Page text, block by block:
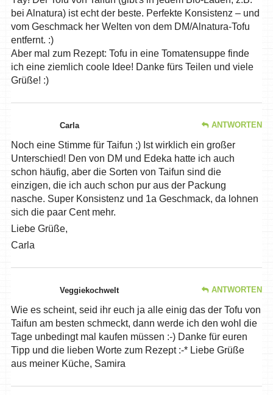
bei Alnatura) ist echt der beste. Perfekte Konsistenz – und
vom Geschmack her Welten von dem DM/Alnatura-Tofu
entfernt. :)
Aber mal zum Rezept: Tofu in eine Tomatensuppe finde
ich eine ziemlich coole Idee! Danke fürs Teilen und viele
Grüße! :)
Carla ANTWORTEN
Noch eine Stimme für Taifun ;) Ist wirklich ein großer
Unterschied! Den von DM und Edeka hatte ich auch
schon häufig, aber die Sorten von Taifun sind die
einzigen, die ich auch schon pur aus der Packung
nasche. Super Konsistenz und 1a Geschmack, da lohnen
sich die paar Cent mehr.
Liebe Grüße,
Carla
Veggiekochwelt ANTWORTEN
Wie es scheint, seid ihr euch ja alle einig das der Tofu von
Taifun am besten schmeckt, dann werde ich den wohl die
Tage unbedingt mal kaufen müssen :-) Danke für euren
Tipp und die lieben Worte zum Rezept :-* Liebe Grüße
aus meiner Küche, Samira